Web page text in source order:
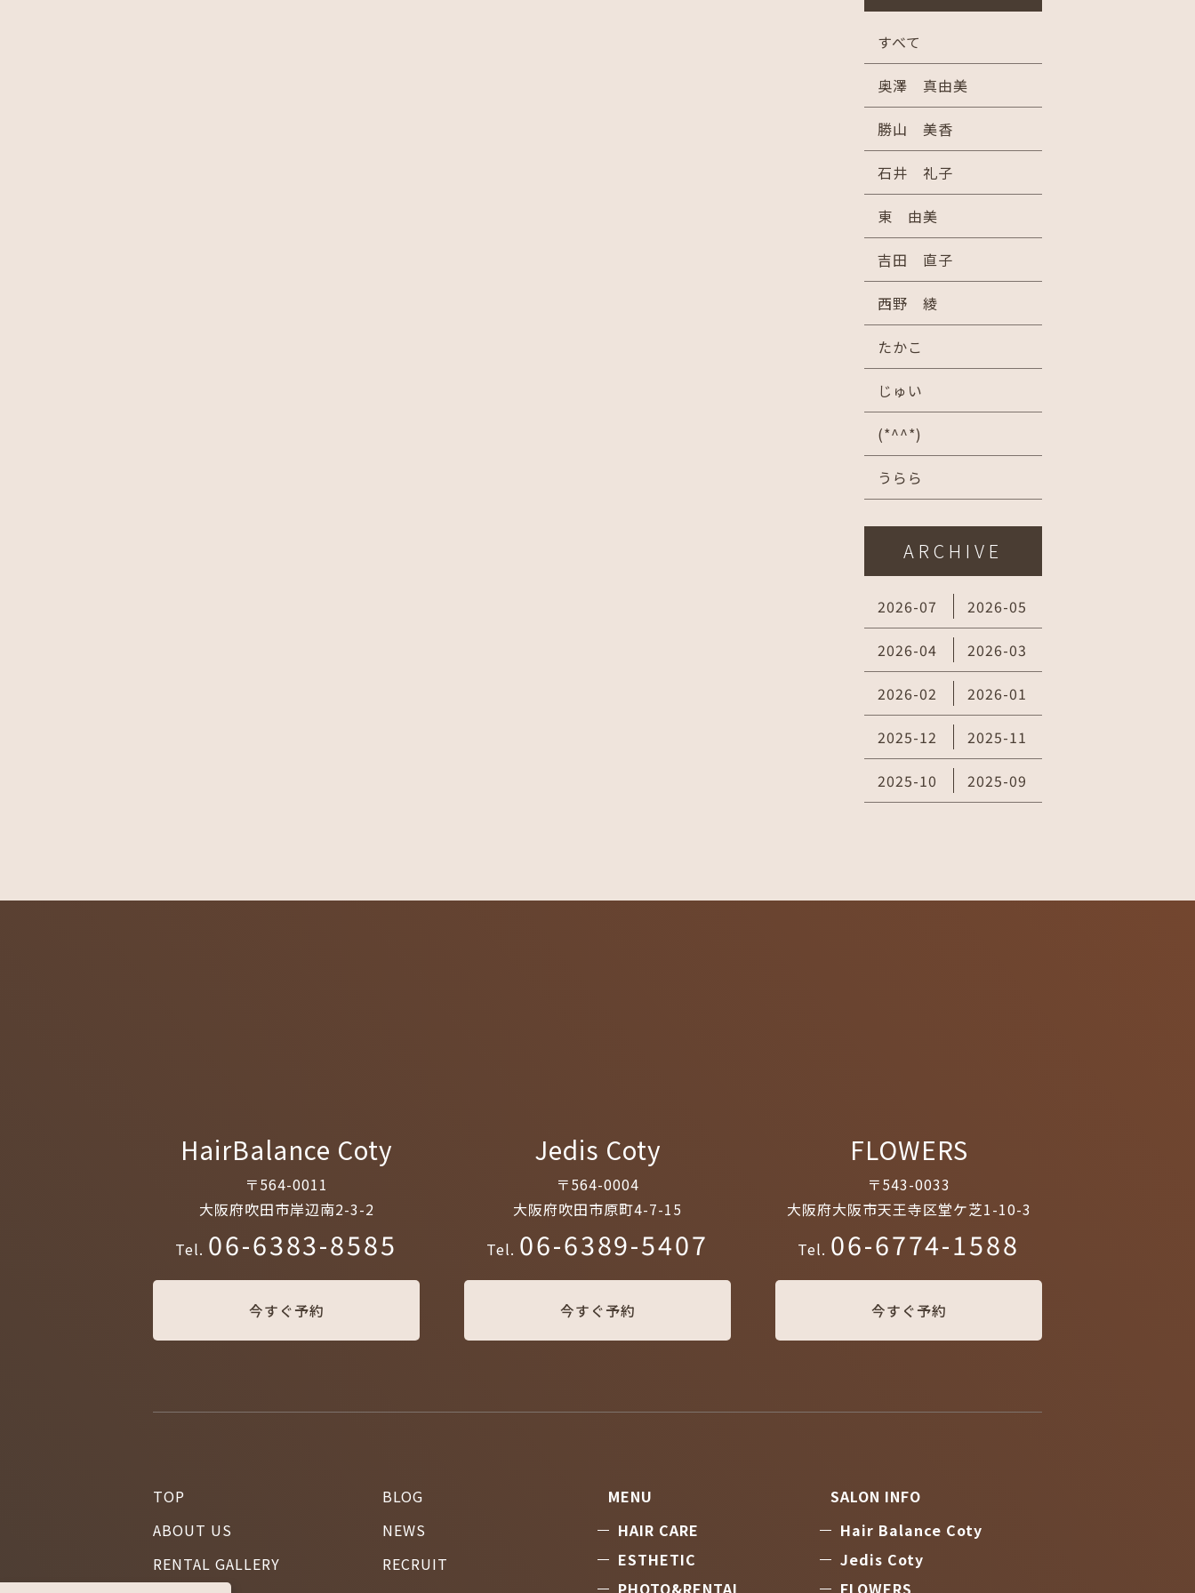
すべて
奥澤 真由美
勝山 美香
石井 礼子
東 由美
吉田 直子
西野 綾
たかこ
じゅい
(*^^*)
うらら
ARCHIVE
2026-07 2026-05
2026-04 2026-03
2026-02 2026-01
2025-12 2025-11
2025-10 2025-09
HairBalance Coty
〒564-0011
大阪府吹田市岸辺南2-3-2
Tel. 06-6383-8585
今すぐ予約
Jedis Coty
〒564-0004
大阪府吹田市原町4-7-15
Tel. 06-6389-5407
今すぐ予約
FLOWERS
〒543-0033
大阪府大阪市天王寺区堂ケ芝1-10-3
Tel. 06-6774-1588
今すぐ予約
TOP
ABOUT US
RENTAL GALLERY
BLOG
NEWS
RECRUIT
MENU
HAIR CARE
ESTHETIC
PHOTO&RENTAL
SALON INFO
Hair Balance Coty
Jedis Coty
FLOWERS